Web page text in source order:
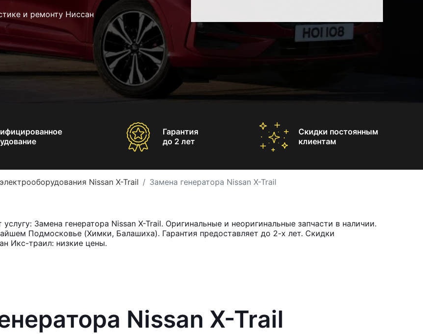
и ремонту Ниссан
Гарантия
до 2 лет
Скидки постоянным
клиентам
Nissan X-Trail Замена генератора Nissan X-Trail
Замена генератора Nissan X-Trail. Оригинальные и неоригинальные запчасти в наличии.
Подмосковье (Химки, Балашиха). Гарантия предоставляет до 2-х лет. Скидки
Икс-траил: низкие цены.
Nissan X-Trail